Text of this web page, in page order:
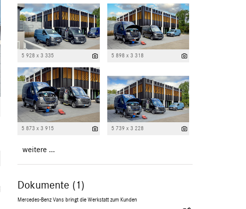
5 928 x 3 335 5 898 x 3 318
5 873 x 3 915 5 739 x 3 228
weitere ...
Dokumente (1)
Mercedes-Benz Vans bringt die Werkstatt zum Kunden